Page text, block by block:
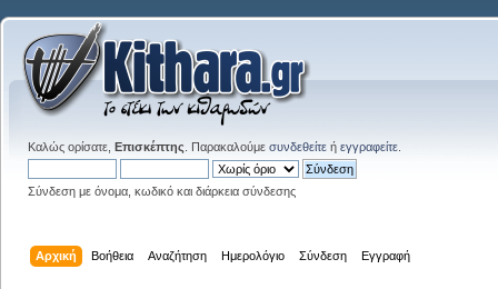
Καλώς ορίσατε, Επισκέπτης . Παρακαλούμε συνδεθείτε ή εγγραφείτε
Σύνδεση με όνομα, κωδικό και διάρκεια σύνδεσης
Αρχική Βοήθεια Αναζήτηση Ημερολόγιο Σύνδεση Εγγραφή